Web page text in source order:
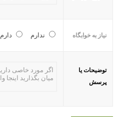
نیاز به خوابگاه ندارم دارم
توضیحات یا
پرسش